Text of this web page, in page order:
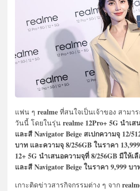
แฟน ๆ realme ที่สนใจเป็นเจ้าของ สามา
วันนี้ โดยในรุ่น realme 12Pro+ 5G นำเ
และสี Navigator Beige สเปกความจุ 12/
บาท และความจุ 8/256GB ในราคา
12+ 5G นำเสนอความจุที่ 8/256GB มีให้เ
และสี Navigator Beige ในราคา 9,999 บา
เกาะติดข่าวสารกิจกรรมต่าง ๆ จาก